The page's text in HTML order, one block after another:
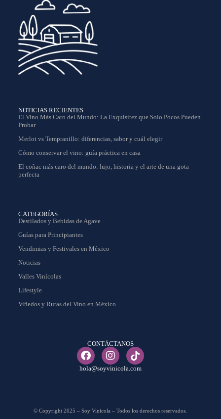
NOTICIAS RECIENTES
El Vino Más Caro del Mundo: La Exquisitez que Solo Pocos Pueden
Probar
Merlot vs Tempranillo: diferencias, sabor y cuál elegir
Cómo conservar el vino: guía práctica en casa
El coñac más caro del mundo: lujo, historia y el arte de una gota
perfecta
CATEGORÍAS
Destilados y Bebidas de Agave
Guías para Principiantes
Vendimias y Festivales en México
Noticias
Valles Vinícolas
Lifestyle
Viñedos y Rutas del Vino en México
CONTÁCTANOS
hola@soyvinicola.com
© Copyright 2025 – Soy Vinicola – Todos los derechos reservados.